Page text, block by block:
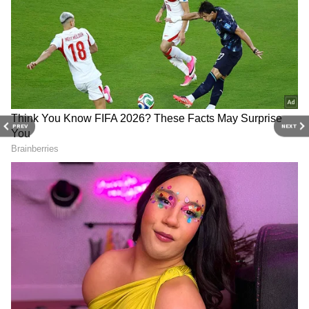
PREV NEXT
DOWNLOAD APP